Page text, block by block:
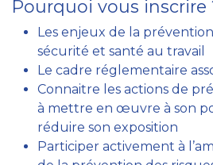
Pourquoi vous inscrire
Les enjeux de la
sécurité et santé au travail
Le cadre réglementaire
Connaitre les actions de
à mettre en œuvre à son
réduire son exposition
Participer activement à